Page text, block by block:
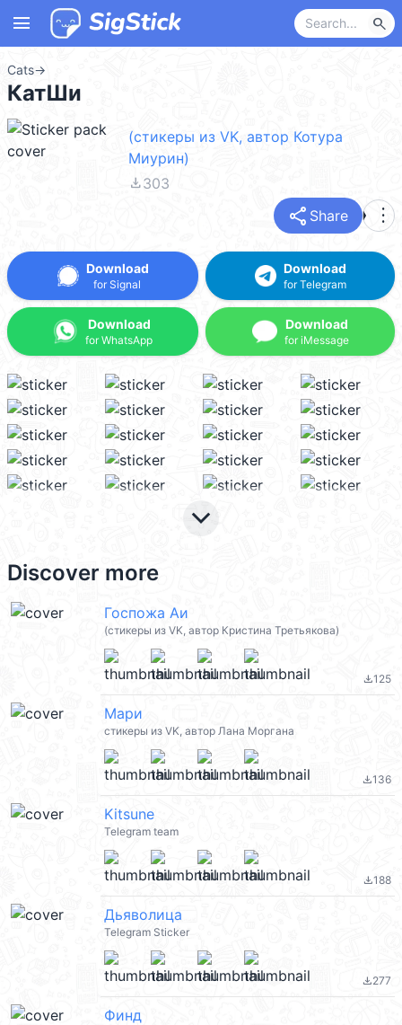
menu search
Cats→
КатШи
(стикеры из VK, автор Котура
Миурин)
file_download303
share Share more_vert
Download
for Signal
Download
for WhatsApp
Download
for Telegram
Download
for iMessage
keyboard_arrow_down
Discover more
Госпожа Аи
(стикеры из VK, автор Кристина Третьякова)
file_download125
Мари
стикеры из VK, автор Лана Моргана
file_download136
Kitsune
Telegram team
file_download188
Дьяволица
Telegram Sticker
file_download277
Финд